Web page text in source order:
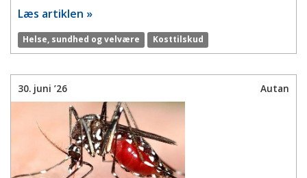
Læs artiklen »
Helse, sundhed og velvære Kosttilskud
30. juni ’26 Autan